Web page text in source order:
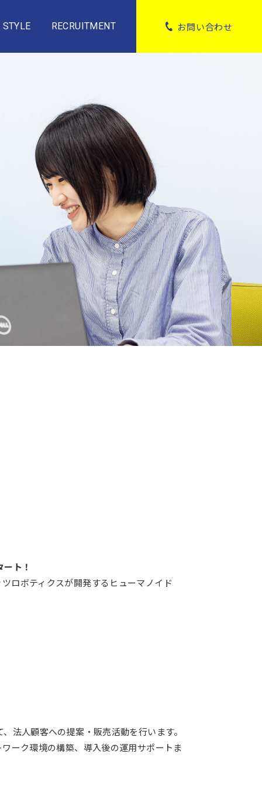
STYLE RECRUITMENT お問い合わせ
ト！
ロボティクスが開発するヒューマノイド
法人顧客への提案・販売活動を行います。
ーク環境の構築、導入後の運用サポートま